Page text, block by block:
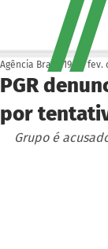
PGR
por
Agência Brasil 19 de fev.
Grupo é